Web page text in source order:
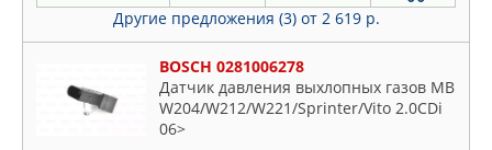
NTY
PEUGEOT
RENAULT
Другие предложения (3) от 2 619 р.
BOSCH 0281006278
Датчик давления выхлопных газов MB
W204/W212/W221/Sprinter/Vito 2.0CDi
06>